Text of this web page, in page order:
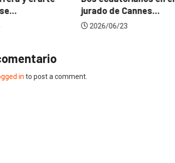
jurado de Cannes...
2026/06/23
in to post a comment.